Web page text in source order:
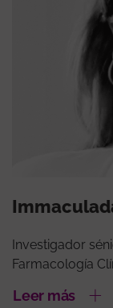
Investigador
Farmacología
Leer más